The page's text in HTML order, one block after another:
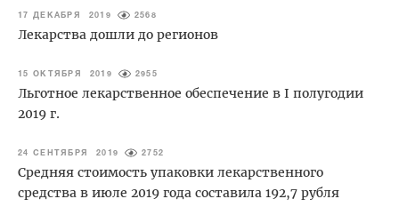
17 ДЕКАБРЯ 2019 2568
Лекарства дошли до регионов
15 ОКТЯБРЯ 2019 2955
Льготное лекарственное обеспечение в I полугодии
2019 г.
24 СЕНТЯБРЯ 2019 2752
Средняя стоимость упаковки лекарственного
средства в июле 2019 года составила 192,7 рубля